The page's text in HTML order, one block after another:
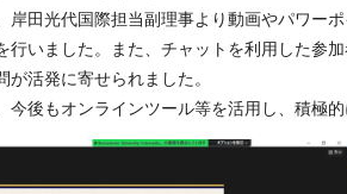
田光代国際担当副理事より動画やパワー
行いました。また、チャットを利用した参
が活発に寄せられました。
後もオンラインツール等を活用し、積極的